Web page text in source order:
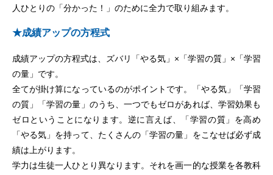
人ひとりの「分かった！」のために全力で取り組みます。
★成績アップの方程式
成績アップの方程式は、ズバリ「やる気」×「学習の質」×「学習
の量」です。
全てが掛け算になっているのがポイントです。「やる気」「学習
の質」「学習の量」のうち、一つでもゼロがあれば、学習効果も
ゼロということになります。逆に言えば、「学習の質」を高め
「やる気」を持って、たくさんの「学習の量」をこなせば必ず成
績は上がります。
学力は生徒一人ひとり異なります。それを画一的な授業を各教科